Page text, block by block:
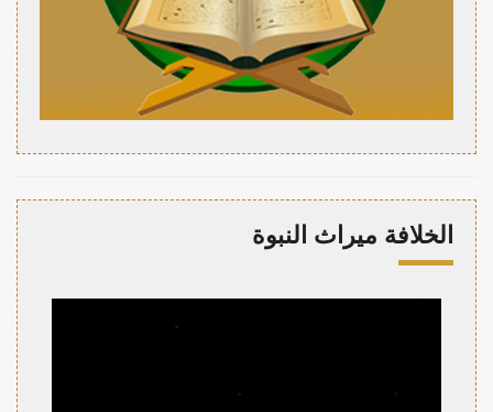
الخلافة ميراث النبوة